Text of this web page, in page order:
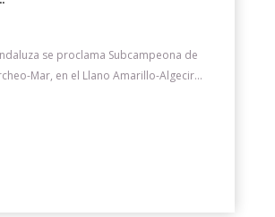
se proclama Subcampeona de
Mar, en el Llano Amarillo-Algecir...